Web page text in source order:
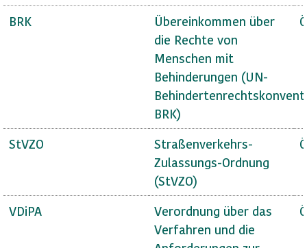
BRK
Übereinkommen über
die Rechte von
Menschen mit
Behinderungen (UN-
BRK)
StVZO
Straßenverkehrs-
Zulassungs-Ordnung
(StVZO)
VDiPA
Verordnung über das
Verfahren und die